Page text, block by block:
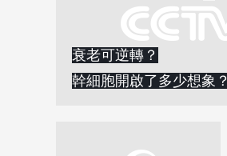
衰老可逆轉？
幹細胞開啟了多少想象？